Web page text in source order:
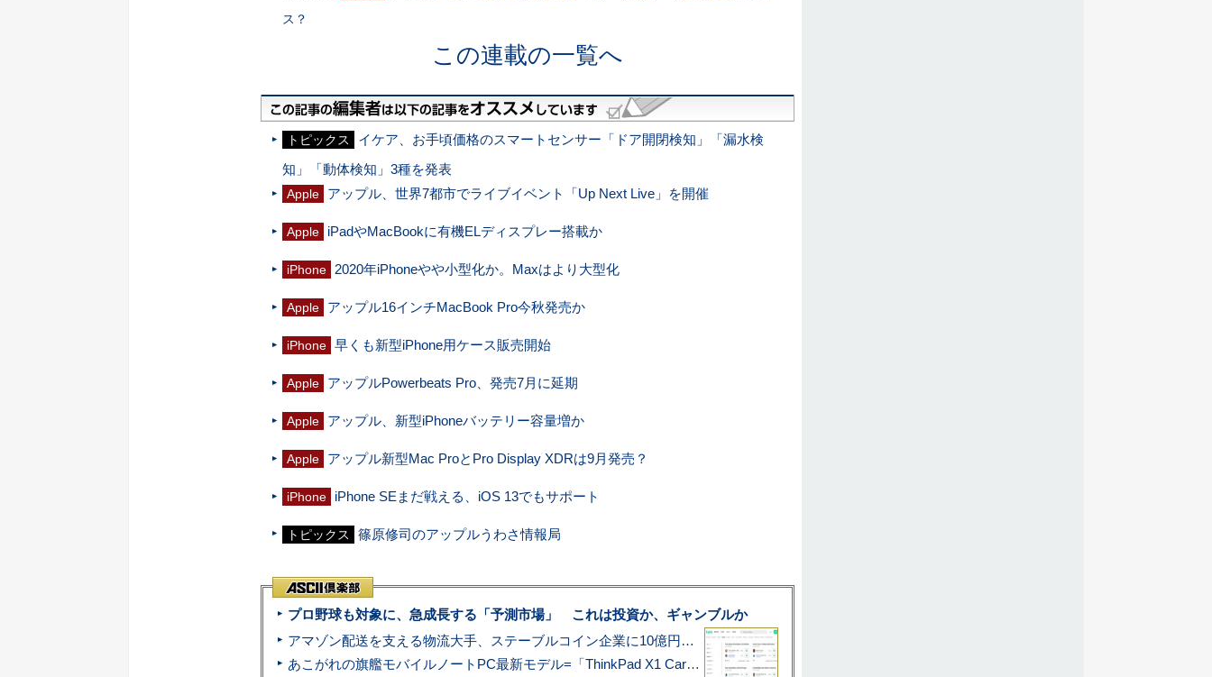
ス？
この連載の一覧へ
トピックス
イケア、お手頃価格のスマートセンサー「ドア開閉検知」「漏水検
知」「動体検知」3種を発表
Apple アップル、世界7都市でライブイベント「Up Next Live」を開催
Apple iPadやMacBookに有機ELディスプレー搭載か
iPhone 2020年iPhoneやや小型化か。Maxはより大型化
Apple アップル16インチMacBook Pro今秋発売か
iPhone 早くも新型iPhone用ケース販売開始
Apple アップルPowerbeats Pro、発売7月に延期
Apple アップル、新型iPhoneバッテリー容量増か
Apple アップル新型Mac ProとPro Display XDRは9月発売？
iPhone iPhone SEまだ戦える、iOS 13でもサポート
トピックス 篠原修司のアップルうわさ情報局
プロ野球も対象に、急成長する「予測市場」 これは投資か、ギャンブルか
アマゾン配送を支える物流大手、ステーブルコイン企業に10億円投資のワケ
あこがれの旗艦モバイルノートPC最新モデル=「ThinkPad X1 Carbon Gen 14 Aura Edition」実機レビュー